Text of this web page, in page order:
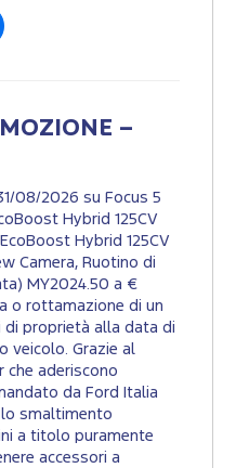
–
08/2026 su Focus 5
Hybrid 125CV
Hybrid 125CV
Camera, Ruotino di
MY2024.50 a €
o rottamazione di un
di proprietà alla data di
veicolo. Grazie al
che aderiscono
da Ford Italia
lo smaltimento
a titolo puramente
accessori a